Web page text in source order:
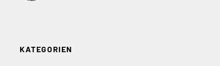
KATEGORIEN